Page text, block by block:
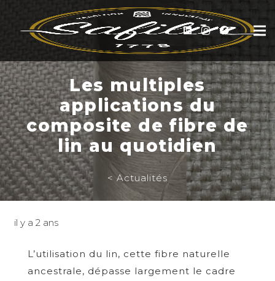
Les multiples
applications du
composite de fibre de
lin au quotidien
< Actualités
il y a 2 ans
L’utilisation du lin, cette fibre naturelle
ancestrale, dépasse largement le cadre